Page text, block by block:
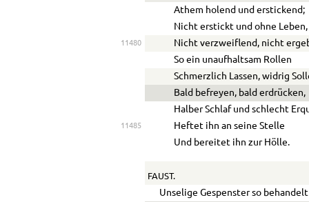
Athem holend und erstickend;
Nicht erstickt und ohne Leben,
11480
Nicht verzweiflend, nicht
So ein unaufhaltsam Rollen
Schmerzlich Lassen, widrig
Bald befreyen, bald erdrücken,
Halber Schlaf und schlecht
11485
Heftet ihn an seine Stelle
Und bereitet ihn zur Hölle.
FAUST.
Unselige Gespenster so